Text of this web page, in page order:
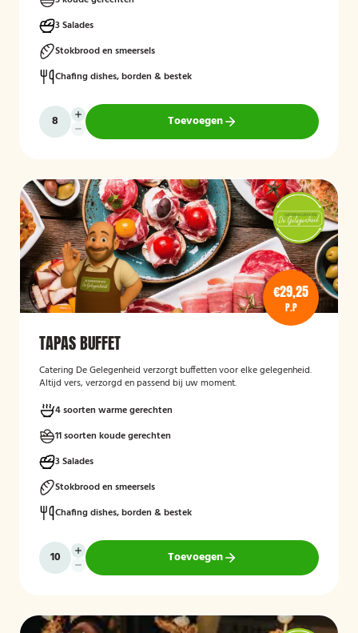
3 Salades
Stokbrood en smeersels
Chafing dishes, borden & bestek
Toevoegen
€29,25
P.P
TAPAS BUFFET
Catering De Gelegenheid verzorgt buffetten voor elke gelegenheid.
Altijd vers, verzorgd en passend bij uw moment.
4 soorten warme gerechten
11 soorten koude gerechten
3 Salades
Stokbrood en smeersels
Chafing dishes, borden & bestek
Toevoegen